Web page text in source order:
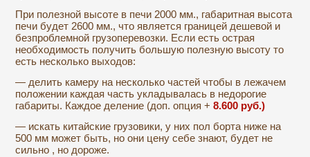
При полезной высоте в печи 2000 мм., габаритная высота
печи будет 2600 мм., что является границей дешевой и
безпроблемной грузоперевозки. Если есть острая
необходимость получить большую полезную высоту то
есть несколько выходов:
— делить камеру на несколько частей чтобы в лежачем
положении каждая часть укладывалась в недорогие
габариты. Каждое деление (доп. опция +8.600 руб.)
— искать китайские грузовики, у них пол борта ниже на
500 мм может быть, но они цену себе знают, будет не
сильно , но дороже.